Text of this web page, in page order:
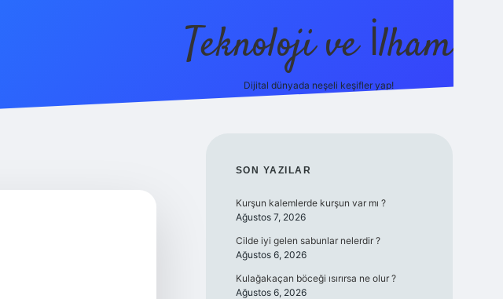
Teknoloji ve İlham
Dijital dünyada neşeli keşifler yap!
SIDEBAR
SON YAZILAR
Kurşun kalemlerde kurşun var mı ?
Ağustos 7, 2026
Cilde iyi gelen sabunlar nelerdir ?
Ağustos 6, 2026
Kulağakaçan böceği ısırırsa ne olur ?
Ağustos 6, 2026